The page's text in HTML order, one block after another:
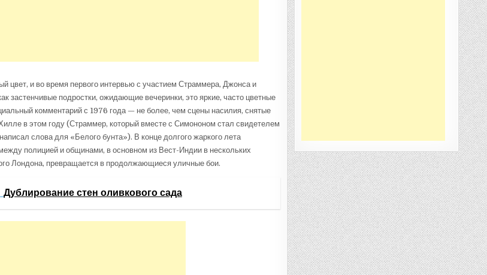
цвет, и во время первого интервью с участием Страммера, Джонса и
застенчивые подростки, ожидающие вечеринки, это яркие, часто цветные
комментарий с 1976 года — не более, чем сцены насилия, снятые
в этом году (Страммер, который вместе с Симононом стал свидетелем
слова для «Белого бунта»). В конце долгого жаркого лета
полицией и общинами, в основном из Вест-Индии в нескольких
Лондона, превращается в продолжающиеся уличные бои.
Дублирование стен оливкового сада